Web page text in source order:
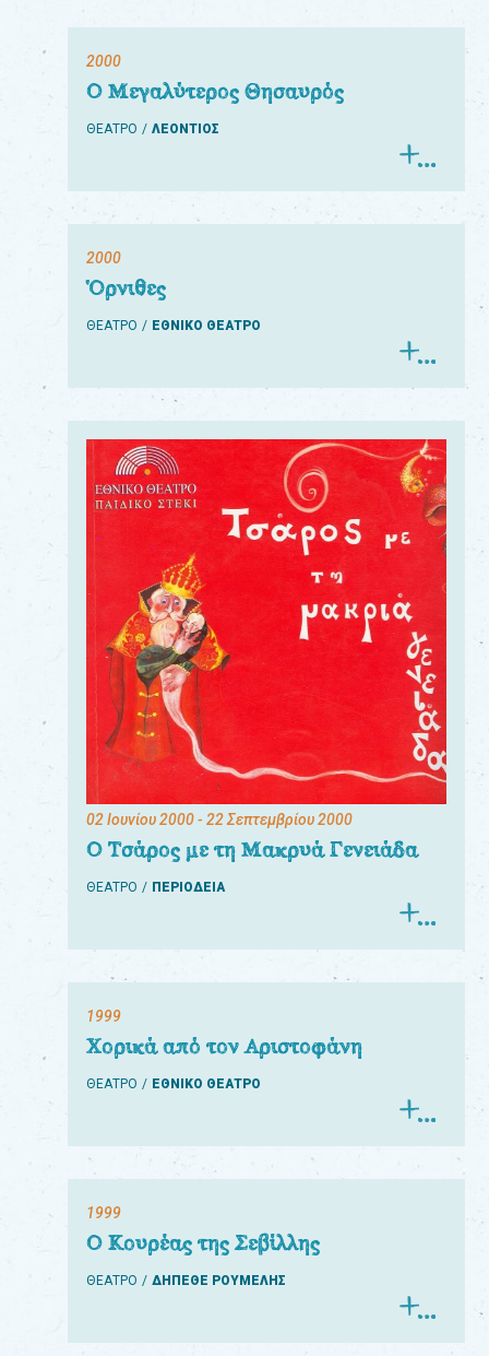
2000
Ο Μεγαλύτερος Θησαυρός
ΘΕΑΤΡΟ ΛΕΟΝΤΙΟΣ
2000
Όρνιθες
ΘΕΑΤΡΟ ΕΘΝΙΚΟ ΘΕΑΤΡΟ
02 Ιουνίου 2000- 22 Σεπτεμβρίου 2000
Ο Τσάρος με τη Μακρυά Γενειάδα
ΘΕΑΤΡΟ ΠΕΡΙΟΔΕΙΑ
1999
Χορικά από τον Αριστοφάνη
ΘΕΑΤΡΟ ΕΘΝΙΚΟ ΘΕΑΤΡΟ
1999
Ο Κουρέας της Σεβίλλης
ΘΕΑΤΡΟ ΔΗΠΕΘΕ ΡΟΥΜΕΛΗΣ